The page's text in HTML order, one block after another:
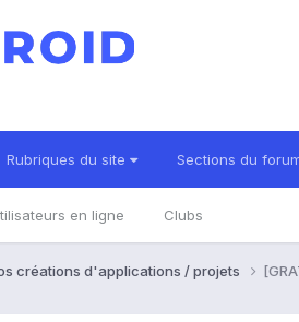
Rubriques du site Sections du
en ligne Clubs
créations d'applications / projets